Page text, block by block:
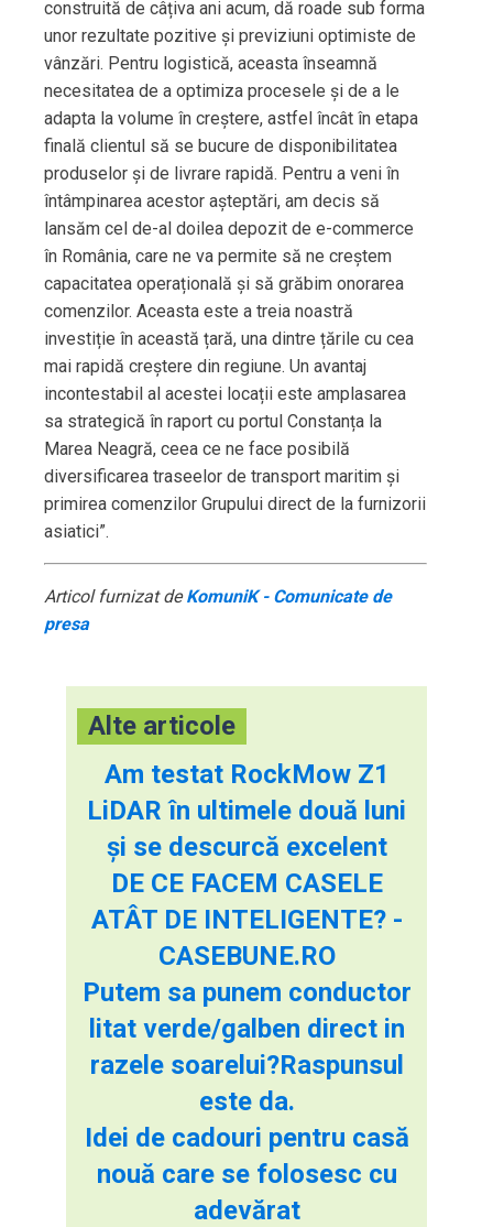
construită de câțiva ani acum, dă roade sub forma
unor rezultate pozitive și previziuni optimiste de
vânzări. Pentru logistică, aceasta înseamnă
necesitatea de a optimiza procesele și de a le
adapta la volume în creștere, astfel încât în ​​etapa
finală clientul să se bucure de disponibilitatea
produselor și de livrare rapidă. Pentru a veni în
întâmpinarea acestor așteptări, am decis să
lansăm cel de-al doilea depozit de e-commerce
în România, care ne va permite să ne creștem
capacitatea operațională și să grăbim onorarea
comenzilor. Aceasta este a treia noastră
investiție în această țară, una dintre țările cu cea
mai rapidă creștere din regiune. Un avantaj
incontestabil al acestei locații este amplasarea
sa strategică în raport cu portul Constanța la
Marea Neagră, ceea ce ne face posibilă
diversificarea traseelor ​​de transport maritim și
primirea comenzilor Grupului direct de la furnizorii
asiatici”.
Articol furnizat deKomuniK - Comunicate de
presa
Alte articole
Am testat RockMow Z1
LiDAR în ultimele două luni
și se descurcă excelent
DE CE FACEM CASELE
ATÂT DE INTELIGENTE? -
CASEBUNE.RO
Putem sa punem conductor
litat verde/galben direct in
razele soarelui?Raspunsul
este da.
Idei de cadouri pentru casă
nouă care se folosesc cu
adevărat